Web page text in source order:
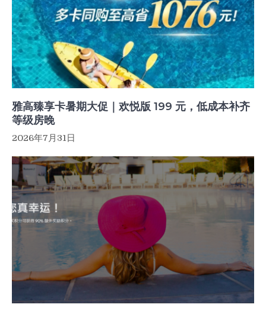
雅高臻享卡暑期大促｜欢悦版 199 元，低成本补齐
等级房晚
2026年7月31日